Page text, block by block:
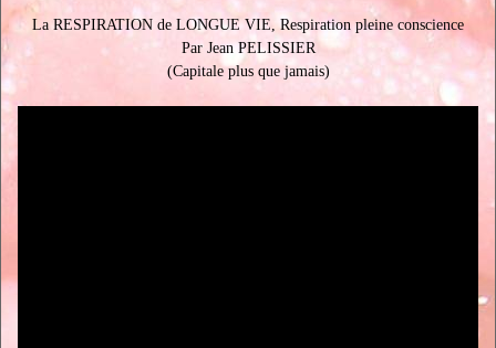
La RESPIRATION de LONGUE VIE, Respiration pleine conscience
Par Jean PELISSIER
(Capitale plus que jamais)